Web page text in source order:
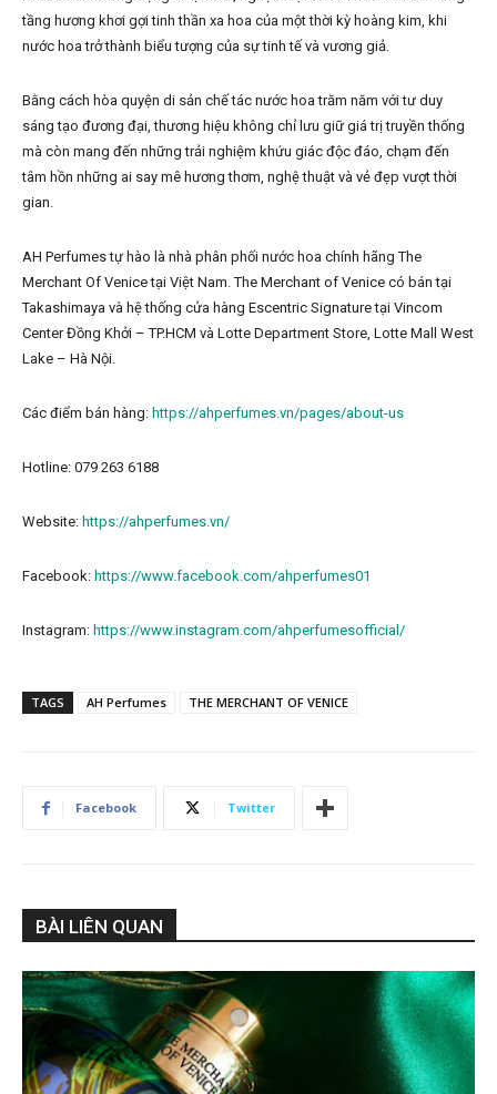
tầng hương khơi gợi tinh thần xa hoa của một thời kỳ hoàng kim, khi
nước hoa trở thành biểu tượng của sự tinh tế và vương giả.
Bằng cách hòa quyện di sản chế tác nước hoa trăm năm với tư duy
sáng tạo đương đại, thương hiệu không chỉ lưu giữ giá trị truyền thống
mà còn mang đến những trải nghiệm khứu giác độc đáo, chạm đến
tâm hồn những ai say mê hương thơm, nghệ thuật và vẻ đẹp vượt thời
gian.
AH Perfumes tự hào là nhà phân phối nước hoa chính hãng The
Merchant Of Venice tại Việt Nam. The Merchant of Venice có bán tại
Takashimaya và hệ thống cửa hàng Escentric Signature tại Vincom
Center Đồng Khởi – TP.HCM và Lotte Department Store, Lotte Mall West
Lake – Hà Nội.
Các điểm bán hàng: https://ahperfumes.vn/pages/about-us
Hotline: 079 263 6188
Website: https://ahperfumes.vn/
Facebook: https://www.facebook.com/ahperfumes01
Instagram: https://www.instagram.com/ahperfumesofficial/
TAGS AH Perfumes THE MERCHANT OF VENICE
Facebook Twitter
BÀI LIÊN QUAN